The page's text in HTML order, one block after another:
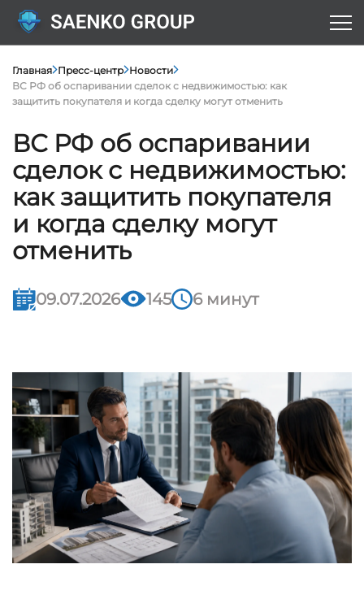
Главная Пресс-центр Новости
ВС РФ об оспаривании сделок с недвижимостью: как
защитить покупателя и когда сделку могут отменить
ВС РФ об оспаривании
сделок с недвижимостью:
как защитить покупателя
и когда сделку могут
отменить
09.07.2026 145 6 минут